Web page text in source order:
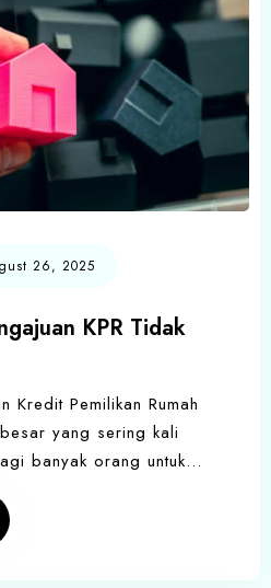
26, 2025
KPR Tidak
Kredit Pemilikan Rumah
yang sering kali
banyak orang untuk…